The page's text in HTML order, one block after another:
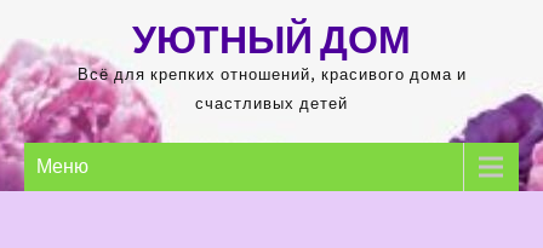
содержимому
УЮТНЫЙ ДОМ
Всё для крепких отношений, красивого дома и
счастливых детей
Меню